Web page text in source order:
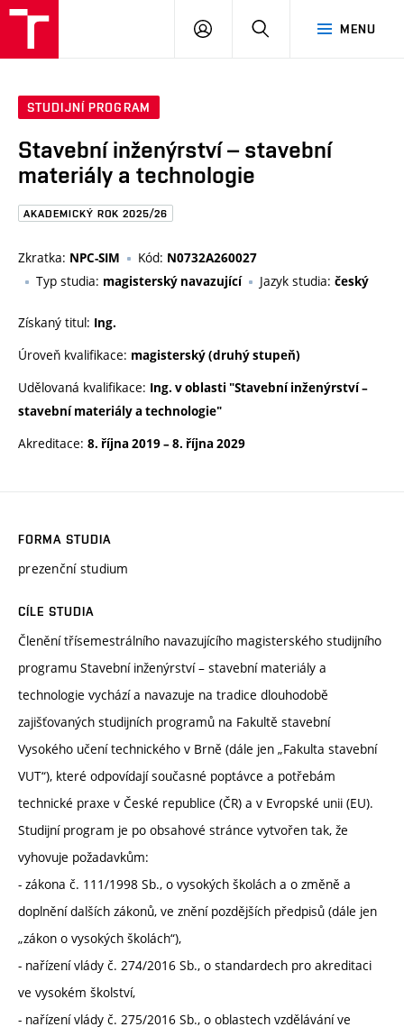
Brno
MENU
PŘIHLÁSIT
STUDIJNÍ PROGRAM
Stavební inženýrství – stavební
materiály a technologie
AKADEMICKÝ ROK 2025/26
Zkratka: NPC-SIM Kód: N0732A260027
Typ studia: magisterský navazující Jazyk studia: český
Získaný titul: Ing.
Úroveň kvalifikace: magisterský (druhý stupeň)
Udělovaná kvalifikace: Ing. v oblasti "Stavební inženýrství –
stavební materiály a technologie"
Akreditace: 8. října 2019–8. října 2029
FORMA STUDIA
prezenční studium
CÍLE STUDIA
Členění třísemestrálního navazujícího magisterského studijního
programu Stavební inženýrství – stavební materiály a
technologie vychází a navazuje na tradice dlouhodobě
zajišťovaných studijních programů na Fakultě stavební
Vysokého učení technického v Brně (dále jen „Fakulta stavební
VUT“), které odpovídají současné poptávce a potřebám
technické praxe v České republice (ČR) a v Evropské unii (EU).
Studijní program je po obsahové stránce vytvořen tak, že
vyhovuje požadavkům:
- zákona č. 111/1998 Sb., o vysokých školách a o změně a
doplnění dalších zákonů, ve znění pozdějších předpisů (dále jen
„zákon o vysokých školách“),
- nařízení vlády č. 274/2016 Sb., o standardech pro akreditaci
ve vysokém školství,
- nařízení vlády č. 275/2016 Sb., o oblastech vzdělávání ve